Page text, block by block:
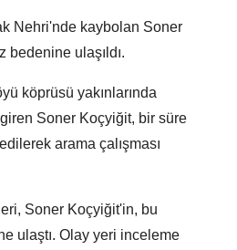
Nehri'nde kaybolan Soner
bedenine ulaşıldı.
köprüsü yakınlarında
Soner Koçyiğit, bir süre
arama çalışması
Soner Koçyiğit'in, bu
ulaştı. Olay yeri inceleme